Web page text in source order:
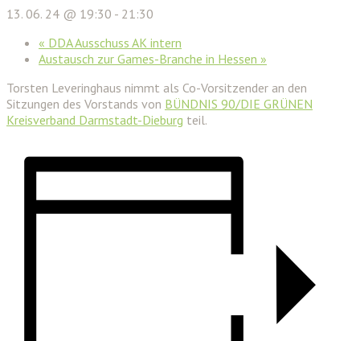
13. 06. 24 @ 19:30 - 21:30
« DDA Ausschuss AK intern
Austausch zur Games-Branche in Hessen »
Torsten Leveringhaus nimmt als Co-Vorsitzender an den
Sitzungen des Vorstands von BÜNDNIS 90/DIE GRÜNEN
Kreisverband Darmstadt-Dieburg teil.